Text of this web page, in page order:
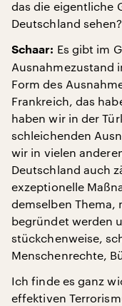
das die eigentliche
Deutschland sehen?
Schaar: Es gibt im
Ausnahmezustand
Form des
Frankreich, das
haben wir in der
schleichenden
wir in vielen
Deutschland auch
exzeptionelle
demselben
begründet werden
stückchenweise,
Menschenrechte,
Ich finde es ganz
effektiven